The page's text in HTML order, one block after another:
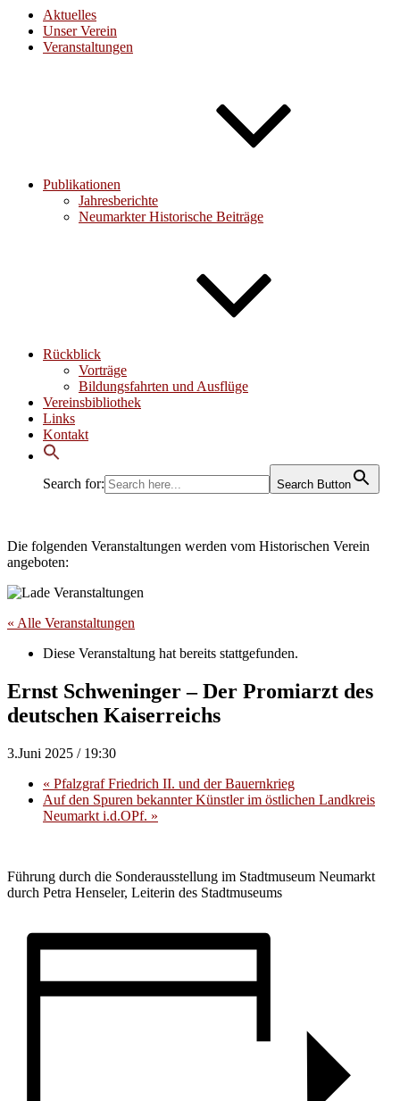
Aktuelles
Unser Verein
Veranstaltungen
Publikationen
Jahresberichte
Neumarkter Historische Beiträge
Rückblick
Vorträge
Bildungsfahrten und Ausflüge
Vereinsbibliothek
Links
Kontakt
Search for: Search Button
Die folgenden Veranstaltungen werden vom Historischen Verein
angeboten:
« Alle Veranstaltungen
Diese Veranstaltung hat bereits stattgefunden.
Ernst Schweninger – Der Promiarzt des
deutschen Kaiserreichs
3.Juni 2025 / 19:30
« Pfalzgraf Friedrich II. und der Bauernkrieg
Auf den Spuren bekannter Künstler im östlichen Landkreis
Neumarkt i.d.OPf. »
Führung durch die Sonderausstellung im Stadtmuseum Neumarkt
durch Petra Henseler, Leiterin des Stadtmuseums